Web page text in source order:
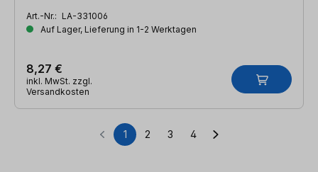
Art.-Nr.: LA-331006
Auf Lager, Lieferung in 1-2 Werktagen
8,27 €
inkl. MwSt. zzgl.
Versandkosten
Seite
1 Seite
2 Seite
3 Seite
4